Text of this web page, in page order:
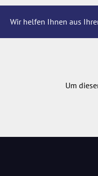
Wir helfen Ihnen aus
Um